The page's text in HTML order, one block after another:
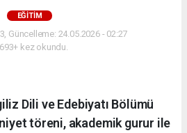
EĞİTİM
Güncelleme: 24.05.2026 - 02:27
kez okundu.
Dili ve Edebiyatı Bölümü
töreni, akademik gurur ile